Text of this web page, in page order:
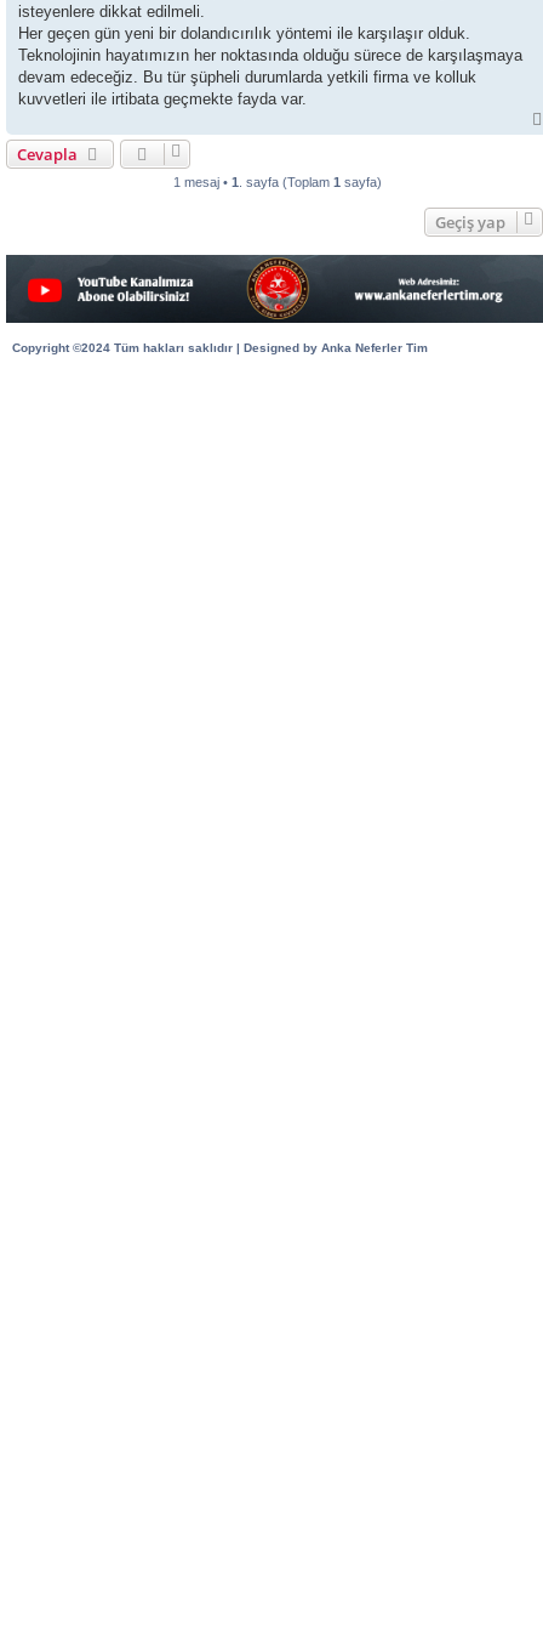
isteyenlere dikkat edilmeli.
Her geçen gün yeni bir dolandıcırılık yöntemi ile karşılaşır olduk.
Teknolojinin hayatımızın her noktasında olduğu sürece de karşılaşmaya
devam edeceğiz. Bu tür şüpheli durumlarda yetkili firma ve kolluk
kuvvetleri ile irtibata geçmekte fayda var.
Cevapla
1 mesaj • 1 . sayfa (Toplam 1 sayfa)
Geçiş yap
Copyright ©2024 Tüm hakları saklıdır | Designed by Anka Neferler Tim